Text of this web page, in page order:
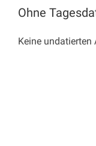
Ohne
Keine undatierten